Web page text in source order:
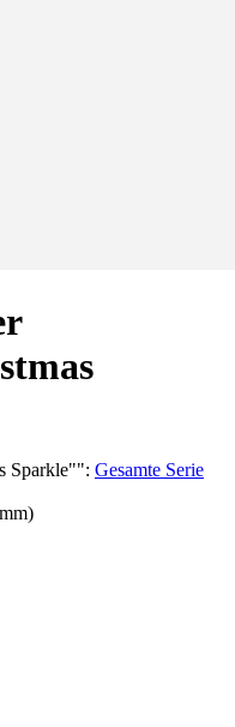
Sparkle"": Gesamte Serie